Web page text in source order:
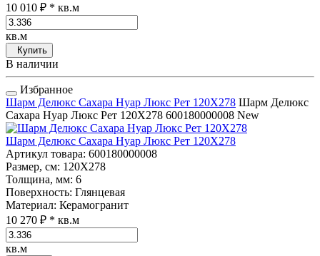
10 010 ₽ * кв.м
кв.м
Купить
В наличии
Избранное
Шарм Делюкс Сахара Нуар Люкс Рет 120Х278 Шарм Делюкс
Сахара Нуар Люкс Рет 120Х278 600180000008 New
Шарм Делюкс Сахара Нуар Люкс Рет 120Х278
Артикул товара: 600180000008
Размер, см: 120Х278
Толщина, мм: 6
Поверхность: Глянцевая
Материал: Керамогранит
10 270 ₽ * кв.м
кв.м